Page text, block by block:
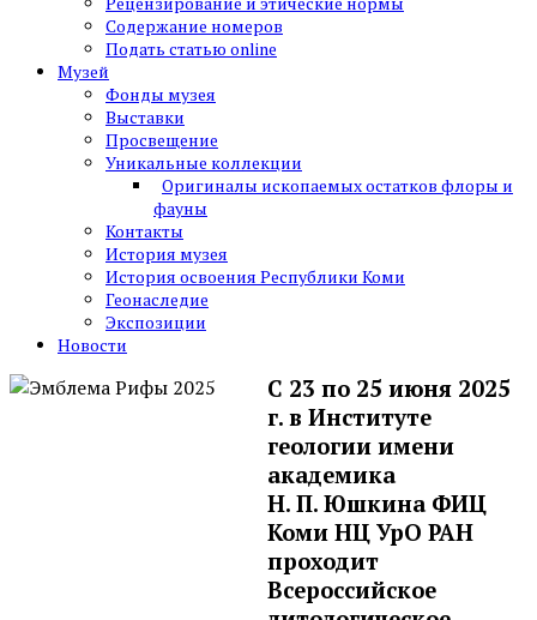
Содержание номеров
Подать статью online
Музей
Фонды музея
Выставки
Просвещение
Уникальные коллекции
Оригиналы ископаемых остатков флоры и
фауны
Контакты
История музея
История освоения Республики Коми
Геонаследие
Экспозиции
Новости
С 23 по 25 июня 2025
г. в Институте
геологии имени
академика
Н. П. Юшкина ФИЦ
Коми НЦ УрО РАН
проходит
Всероссийское